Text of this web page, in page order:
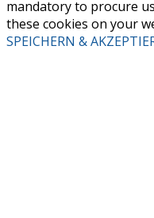
mandatory to procure
these cookies on your
SPEICHERN &